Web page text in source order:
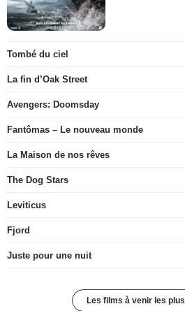
Tombé du ciel
La fin d’Oak Street
Avengers: Doomsday
Fantômas – Le nouveau monde
La Maison de nos rêves
The Dog Stars
Leviticus
Fjord
Juste pour une nuit
Les films à venir les